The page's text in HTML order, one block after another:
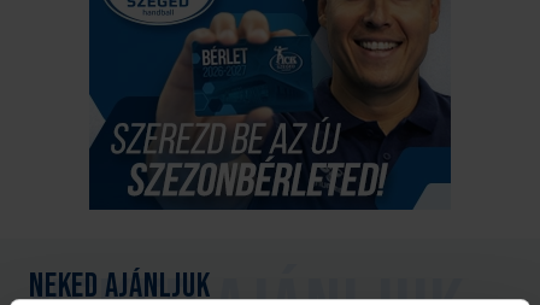
Neked ajánljuk